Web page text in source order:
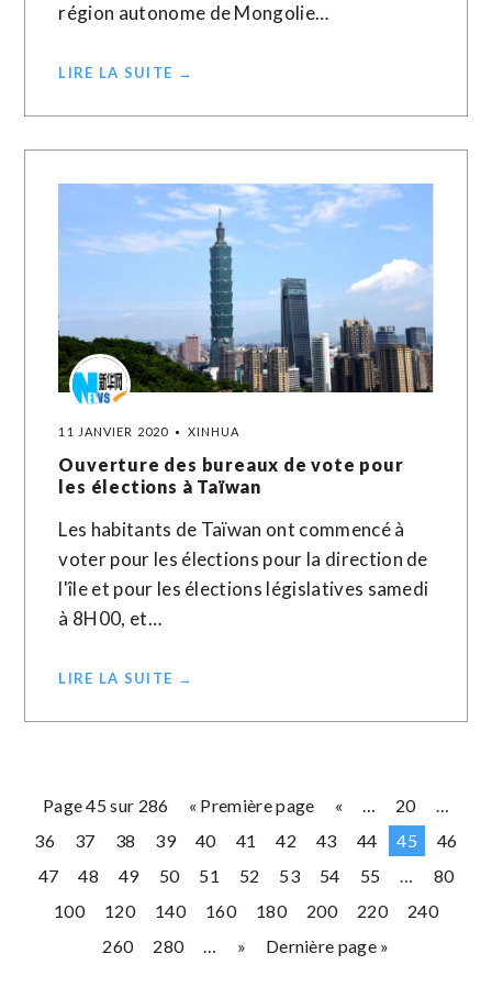
région autonome de Mongolie…
LIRE LA SUITE →
11 JANVIER 2020 XINHUA
Ouverture des bureaux de vote pour
les élections à Taïwan
Les habitants de Taïwan ont commencé à
voter pour les élections pour la direction de
l'île et pour les élections législatives samedi
à 8H00, et…
LIRE LA SUITE →
Page 45 sur 286 « Première page « … 20
…
36
37 38 39 40 41 42 43 44 45
46
47
48 49 50 51 52 53 54 55 …
80
100
120 140 160 180 200 220
240
260
280 … » Dernière page »